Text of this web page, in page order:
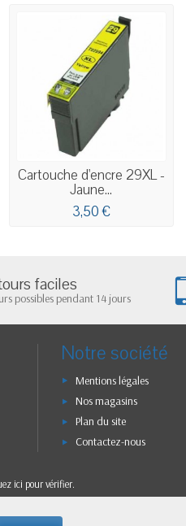
Cartouche d'encre 29XL -
Jaune...
3,50 €
faciles
possibles pendant 14 jours
Notre société
Mentions légales
Nos magasins
Plan du site
Contactez-nous
ici pour vérifier.